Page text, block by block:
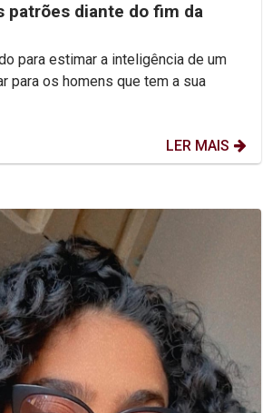
patrões diante do fim da
para estimar a inteligência de um
para os homens que tem a sua
LER MAIS